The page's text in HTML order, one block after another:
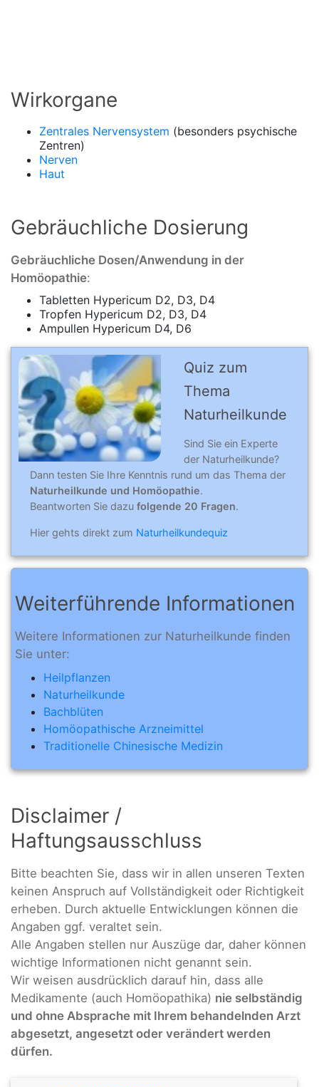
Wirkorgane
Zentrales Nervensystem (besonders psychische
Zentren)
Nerven
Haut
Gebräuchliche Dosierung
Gebräuchliche Dosen/Anwendung in der
Homöopathie:
Tabletten Hypericum D2, D3, D4
Tropfen Hypericum D2, D3, D4
Ampullen Hypericum D4, D6
Quiz zum
Thema
Naturheilkunde
Sind Sie ein Experte
der Naturheilkunde?
Dann testen Sie Ihre Kenntnis rund um das Thema der
Naturheilkunde und Homöopathie.
Beantworten Sie dazu folgende 20 Fragen.
Hier gehts direkt zum Naturheilkundequiz
Weiterführende Informationen
Weitere Informationen zur Naturheilkunde finden
Sie unter:
Heilpflanzen
Naturheilkunde
Bachblüten
Homöopathische Arzneimittel
Traditionelle Chinesische Medizin
Disclaimer /
Haftungsausschluss
Bitte beachten Sie, dass wir in allen unseren Texten
keinen Anspruch auf Vollständigkeit oder Richtigkeit
erheben. Durch aktuelle Entwicklungen können die
Angaben ggf. veraltet sein.
Alle Angaben stellen nur Auszüge dar, daher können
wichtige Informationen nicht genannt sein.
Wir weisen ausdrücklich darauf hin, dass alle
Medikamente (auch Homöopathika) nie selbständig
und ohne Absprache mit Ihrem behandelnden Arzt
abgesetzt, angesetzt oder verändert werden
dürfen.